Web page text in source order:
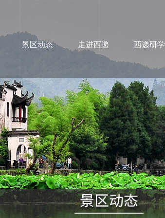
景区动态 走进西递 西递研学